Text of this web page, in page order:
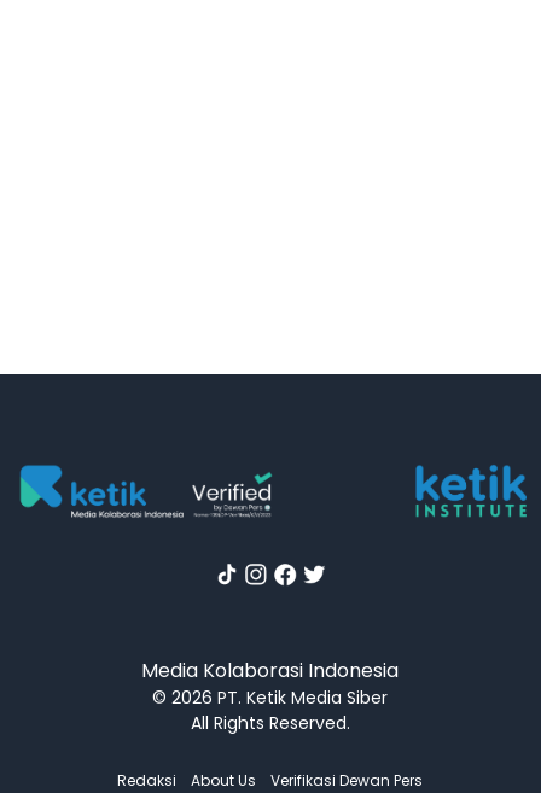
Media Kolaborasi Indonesia
© 2026 PT. Ketik Media Siber
All Rights Reserved.
Redaksi About Us Verifikasi Dewan Pers